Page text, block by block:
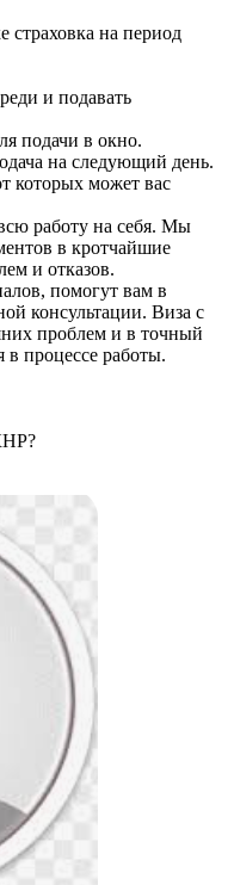
страховка на период
и подавать
подачи в окно.
на следующий день.
которых может вас
работу на себя. Мы
в кротчайшие
и отказов.
помогут вам в
консультации. Виза с
проблем и в точный
в процессе работы.